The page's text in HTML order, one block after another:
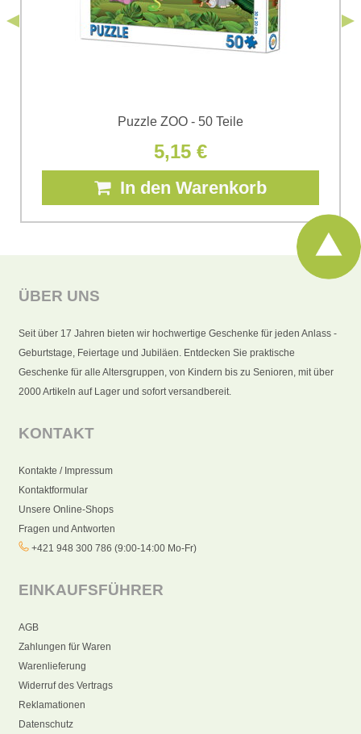
Puzzle ZOO - 50 Teile
5,15 €
In den Warenkorb
ÜBER UNS
Seit über 17 Jahren bieten wir hochwertige Geschenke für jeden Anlass -
Geburtstage, Feiertage und Jubiläen. Entdecken Sie praktische
Geschenke für alle Altersgruppen, von Kindern bis zu Senioren, mit über
2000 Artikeln auf Lager und sofort versandbereit.
KONTAKT
Kontakte / Impressum
Kontaktformular
Unsere Online-Shops
Fragen und Antworten
+421 948 300 786 (9:00-14:00 Mo-Fr)
EINKAUFSFÜHRER
AGB
Zahlungen für Waren
Warenlieferung
Widerruf des Vertrags
Reklamationen
Datenschutz